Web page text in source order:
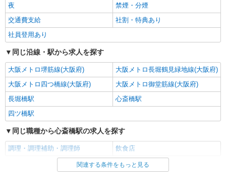
夜
禁煙・分煙
交通費支給
社割・特典あり
社員登用あり
同じ沿線・駅から求人を探す
大阪メトロ堺筋線(大阪府)
大阪メトロ長堀鶴見緑地線(大阪府)
大阪メトロ四つ橋線(大阪府)
大阪メトロ御堂筋線(大阪府)
長堀橋駅
心斎橋駅
四ツ橋駅
同じ職種から心斎橋駅の求人を探す
調理・調理補助・調理師 飲食店
同じ雇用形態から心斎橋駅の求人を探す
関連する条件をもっと見る